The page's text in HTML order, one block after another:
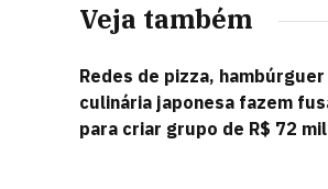
Veja também
Redes de pizza, hambúrguer
culinária japonesa fazem
para criar grupo de R$ 72